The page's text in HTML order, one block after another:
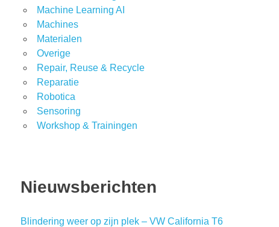
Machine Learning AI
Machines
Materialen
Overige
Repair, Reuse & Recycle
Reparatie
Robotica
Sensoring
Workshop & Trainingen
Nieuwsberichten
Blindering weer op zijn plek – VW California T6